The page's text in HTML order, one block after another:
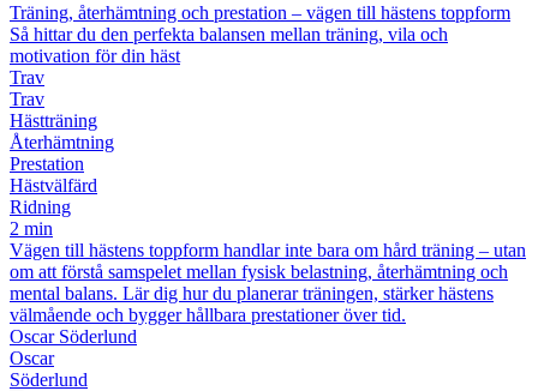
Träning, återhämtning och prestation – vägen till hästens toppform
Så hittar du den perfekta balansen mellan träning, vila och
motivation för din häst
Trav
Trav
Hästträning
Återhämtning
Prestation
Hästvälfärd
Ridning
2 min
Vägen till hästens toppform handlar inte bara om hård träning – utan
om att förstå samspelet mellan fysisk belastning, återhämtning och
mental balans. Lär dig hur du planerar träningen, stärker hästens
välmående och bygger hållbara prestationer över tid.
Oscar Söderlund
Oscar
Söderlund